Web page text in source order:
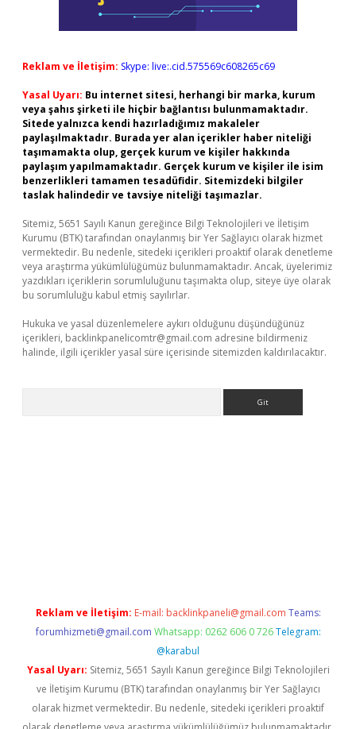
Reklam ve İletişim: Skype: live:.cid.575569c608265c69
Yasal Uyarı: Bu internet sitesi, herhangi bir marka, kurum
veya şahıs şirketi ile hiçbir bağlantısı bulunmamaktadır.
Sitede yalnızca kendi hazırladığımız makaleler
paylaşılmaktadır. Burada yer alan içerikler haber niteliği
taşımamakta olup, gerçek kurum ve kişiler hakkında
paylaşım yapılmamaktadır. Gerçek kurum ve kişiler ile isim
benzerlikleri tamamen tesadüfidir. Sitemizdeki bilgiler
taslak halindedir ve tavsiye niteliği taşımazlar.
Sitemiz, 5651 Sayılı Kanun gereğince Bilgi Teknolojileri ve İletişim
Kurumu (BTK) tarafından onaylanmış bir Yer Sağlayıcı olarak hizmet
vermektedir. Bu nedenle, sitedeki içerikleri proaktif olarak denetleme
veya araştırma yükümlülüğümüz bulunmamaktadır. Ancak, üyelerimiz
yazdıkları içeriklerin sorumluluğunu taşımakta olup, siteye üye olarak
bu sorumluluğu kabul etmiş sayılırlar.
Hukuka ve yasal düzenlemelere aykırı olduğunu düşündüğünüz
içerikleri, backlinkpanelicomtr@gmail.com adresine bildirmeniz
halinde, ilgili içerikler yasal süre içerisinde sitemizden kaldırılacaktır.
Reklam ve İletişim: E-mail: backlinkpaneli@gmail.com Teams:
forumhizmeti@gmail.com Whatsapp: 0262 606 0 726 Telegram:
@karabul
Yasal Uyarı: Sitemiz, 5651 Sayılı Kanun gereğince Bilgi Teknolojileri
ve İletişim Kurumu (BTK) tarafından onaylanmış bir Yer Sağlayıcı
olarak hizmet vermektedir. Bu nedenle, sitedeki içerikleri proaktif